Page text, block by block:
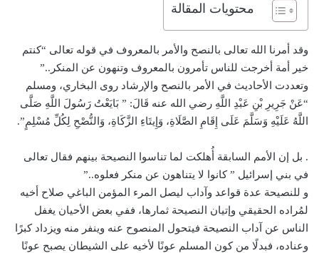
محتويات المقالة
وقد أمرنا الله تعالى بالنصح والأمر بالمعروف في قوله تعالى “كنتم
خير أمة أخرجت للناس تأمرون بالمعروف وتنهون عن المنكر..”
وتعددت الأحاديث في الأمر بالنصح والإرشاد روى البخاري، ومسلم
“عَنْ جَرِيرِ بْنِ عَبْدِ اللَّهِ رضي الله عنه قَالَ: ” بَايَعْتُ رَسُولَ اللَّهِ صَلَّى
اللَّهُ عَلَيْهِ وَسَلَّمَ عَلَى إِقَامِ الصَّلَاةِ، وَإِيتَاءِ الزَّكَاةِ، وَالنُّصْحِ لِكُلِّ مُسْلِمٍ”.
. بل إن الأمم السابقة أُهلكت لما تناسوا النصيحة بينهم فقال تعالى
في بني إسرائيل ” كانوا لا يتناهون عن منكر فعلوه..”
و للنصيحة عدة قواعد وآداب ليصل المرء المؤمن الباغي صلاح أخيه
لمُراده الحقيقي وإتيان النصيحة ثمارها، ففي بعض الأحيان يغفل
الناس عن آداب النصيحة فيتحول المنصوح عنه وينفر منه ويزداد كبرًا
وعناده، فبدلًا من كون المسلم عونًا لأخيه على الشيطان يصبح عونًا